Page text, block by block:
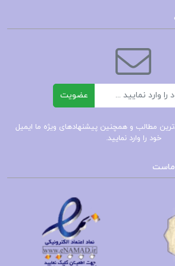
مجید محمد علیلو، یک منبع جامع و
و درمان اختلال شخصیت مرزی است.
علمی و تحلیلی، به بررسی
رفتاردرمانی دیالکتیکی (DBT) و تکنیک‌های مؤثر آن
در این کتاب ابتدا به تعریف دقیق
و ویژگی‌های آن می‌پردازد و
تنها برای روان‌شناسان و
است و می‌تواند به عنوان یک
استفاده شود.
دیالکیتکی برای اختلال
عضویت
مطالب و همچنین پیشنهادهای ویژه ما ایمیل
خود را وارد نمایید.
ماست